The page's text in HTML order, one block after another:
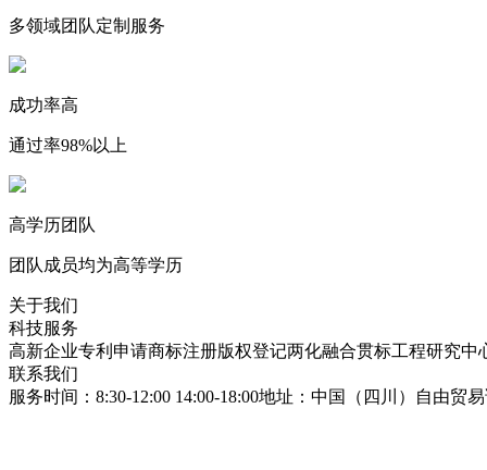
多领域团队定制服务
成功率高
通过率98%以上
高学历团队
团队成员均为高等学历
关于我们
科技服务
高新企业专利申请商标注册版权登记两化融合贯标工程研究中
联系我们
服务时间：8:30-12:00 14:00-18:00地址：中国（四川）自由贸